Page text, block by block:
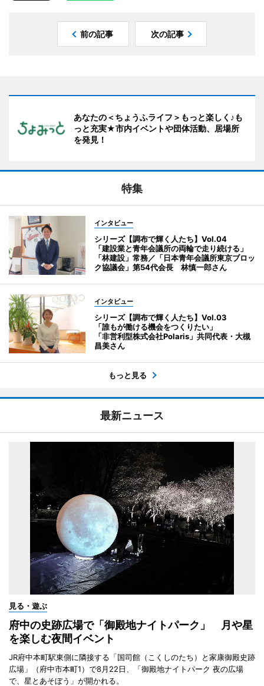
前の記事 次の記事
あなたの＜ちょうふライフ＞もっと楽しく♪も
っと充実★市内イベントや団体活動、居場所
を発見！
特集
インタビュー
シリーズ【調布で輝く人たち】Vol.04
「建設業と青年会議所の両輪で走り続ける」
「林建設」常務／「日本青年会議所東京ブロッ
ク協議会」第54代会長 林慎一郎さん
インタビュー
シリーズ【調布で輝く人たち】Vol.03
「誰もが働ける機会をつくりたい」
「非営利型株式会社Polaris」共同代表・大槻
昌美さん
もっと見る
最新ニュース
見る・遊ぶ
府中の史跡広場で「御殿地ナイトパーク」 月や星
を楽しむ夜間イベント
JR府中本町駅東側に隣接する「国司館（こくしのたち）と家康御殿史跡
広場」（府中市本町1）で8月22日、「御殿地ナイトパーク 夜の広場
で、星とあそぼう」が開かれる。